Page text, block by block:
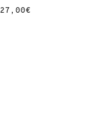
27,00€